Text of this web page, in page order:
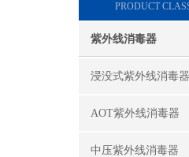
PRODUCT
紫外线消毒器
浸没式紫外线消毒器
AOT紫外线消毒器
中压紫外线消毒器